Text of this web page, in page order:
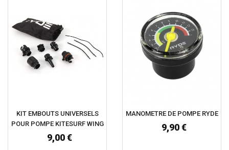
KIT EMBOUTS UNIVERSELS
POUR POMPE KITESURF WING
9,00 €
MANOMETRE DE POMPE RYDE
9,90 €